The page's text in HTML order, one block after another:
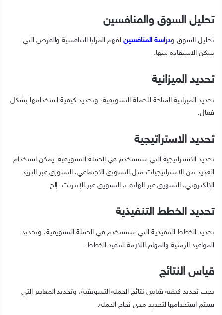
تحليل السوق والمنافسين
تحليل السوق ودراسة المنافسين لفهم المزايا التنافسية والفرص التي
يمكن الاستفادة منها.
تحديد الميزانية
تحديد الميزانية المتاحة للحملة التسويقية، وتحديد كيفية استخدامها بشكل
فعال.
تحديد الاستراتيجية
تحديد الاستراتيجية التي ستستخدم في الحملة التسويقية. يمكن استخدام
العديد من الاستراتيجيات مثل التسويق الاجتماعي، التسويق عبر البريد
الإلكتروني، التسويق عبر الهاتف، التسويق عبر الإنترنت، إلخ.
تحديد الخطط التنفيذية
تحديد الخطط التنفيذية التي ستستخدم في الحملة التسويقية، وتحديد
المواعيد الزمنية والمهام اللازمة لتنفيذ الخطط.
قياس النتائج
يجب تحديد كيفية قياس نتائج الحملة التسويقية، وتحديد المعايير التي
سيتم استخدامها لتحديد مدى نجاح الحملة.